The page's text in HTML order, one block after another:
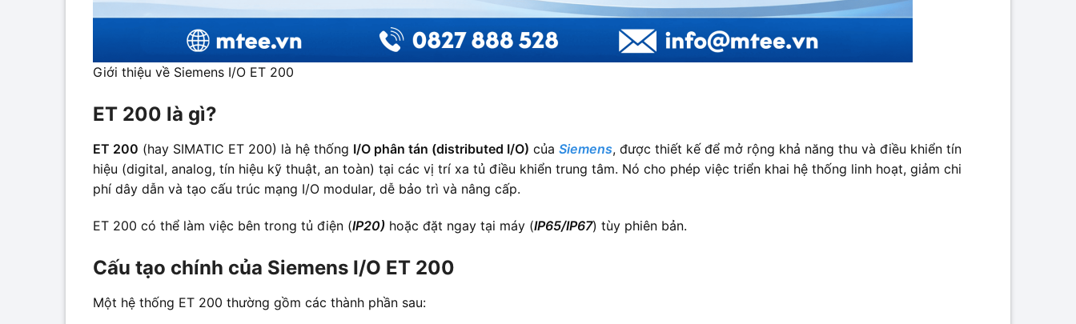
Giới thiệu về Siemens I/O ET 200
ET 200 là gì?
ET 200 (hay SIMATIC ET 200) là hệ thống I/O phân tán (distributed I/O) của Siemens, được thiết kế để mở rộng khả năng thu và điều khiển tín
hiệu (digital, analog, tín hiệu kỹ thuật, an toàn) tại các vị trí xa tủ điều khiển trung tâm. Nó cho phép việc triển khai hệ thống linh hoạt, giảm chi
phí dây dẫn và tạo cấu trúc mạng I/O modular, dễ bảo trì và nâng cấp.
ET 200 có thể làm việc bên trong tủ điện (IP20) hoặc đặt ngay tại máy (IP65/IP67) tùy phiên bản.
Cấu tạo chính của Siemens I/O ET 200
Một hệ thống ET 200 thường gồm các thành phần sau: